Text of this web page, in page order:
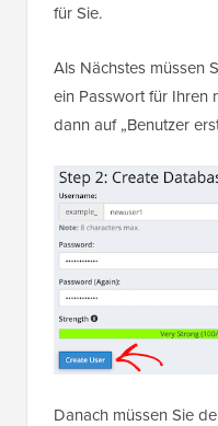
für Sie.
Als Nächstes müssen
ein Passwort für Ihren
dann auf „Benutzer
Danach müssen Sie